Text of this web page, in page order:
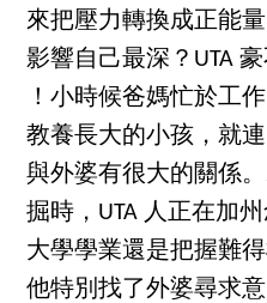
來把壓力轉換成正能
影響自己最深？UTA
！小時候爸媽忙於工
教養長大的小孩，就
與外婆有很大的關係
掘時，UTA 人正在加
大學學業還是把握難
他特別找了外婆尋求